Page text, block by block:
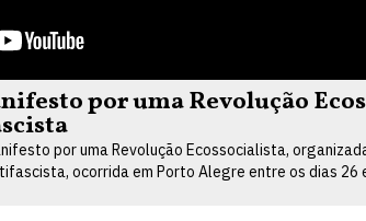
por uma Revolução
por uma Revolução Ecossocialista,
ocorrida em Porto Alegre entre os dias 26